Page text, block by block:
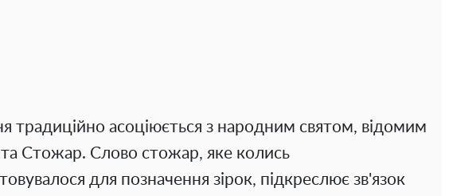
традиційно асоціюється з народним святом, відомим
Стожар. Слово стожар, яке колись
для позначення зірок, підкреслює зв'язок